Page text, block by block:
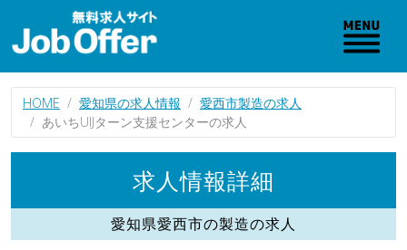
HOME 愛知県の求人情報
愛西市製造の求人
あいちUIJターン支援センターの求人
求人情報詳細
愛知県愛西市の製造の求人